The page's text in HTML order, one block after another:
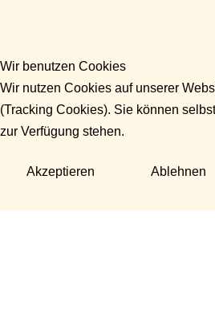
Wir benutzen Cookies
Wir nutzen Cookies auf unserer
(Tracking Cookies). Sie können
zur Verfügung stehen.
Akzeptieren Ablehnen